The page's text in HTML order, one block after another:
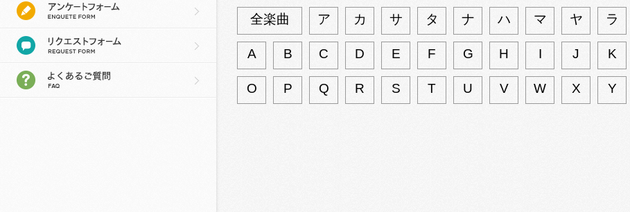
全楽曲 ア カ サ タ ナ ハ マ ヤ ラ
A B C D E F G H I J K
O P Q R S T U V W X Y